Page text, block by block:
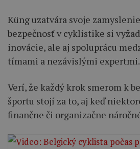
Küng uzatvára svoje
bezpečnosť v cyklistike si
inovácie, ale aj spoluprácu
tímami a nezávislými expertmi.
Verí, že každý krok smerom k
športu stojí za to, aj keď
finančne či organizačne